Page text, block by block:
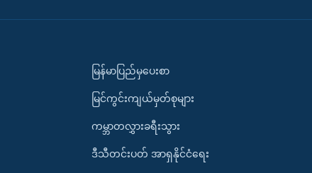
မြန်မာပြည်မှပေးစာ
မြင်ကွင်းကျယ်မှတ်စုများ
ကမ္ဘာတလွှားခရီးသွား
ဒီသီတင်းပတ် အာရှနိုင်ငံရေး